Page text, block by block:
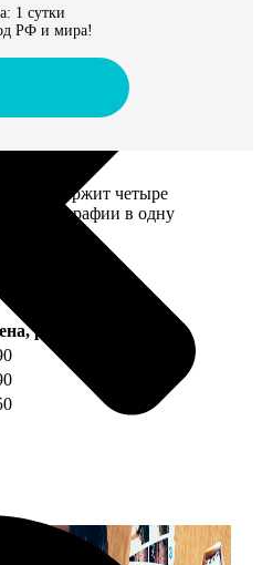
1 сутки
РФ и мира!
содержит четыре
фотографии в одну
руб.